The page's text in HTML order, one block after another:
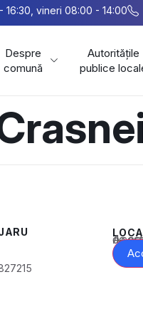
vineri 08:00 - 14:00
Despre
comună
Autoritățile
publice
Acest conținut este blocat până